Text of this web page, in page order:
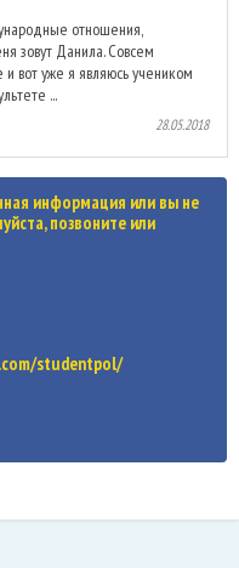
отношения,
зовут Данила. Совсем
вот уже я являюсь учеником
...
28.05.2018
информация или вы не
позвоните или
studentpol/